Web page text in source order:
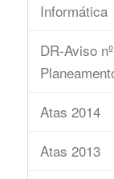
Informática
DR-Aviso
Atas 2014
Atas 2013